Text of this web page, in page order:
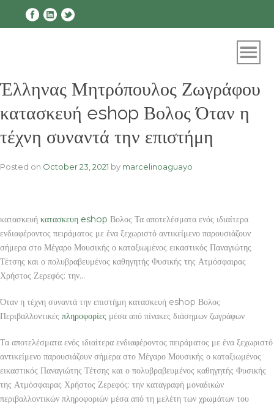
Έλληνας Μητρόπουλος Ζωγράφου
κατασκευή eshop Βολος Όταν η
τέχνη συναντά την επιστήμη
Posted on October 23, 2021 by marcelinoaguayo
κατασκευή κατασκευη eshop Βολος Τα αποτελέσματα ενός ιδιαίτερα
ενδιαφέροντος πειράματος με ένα ξεχωριστό αντικείμενο παρουσιάζουν
σήμερα στο Μέγαρο Μουσικής ο καταξιωμένος εικαστικός Παναγιώτης
Τέτσης και ο πολυβραβευμένος καθηγητής Φυσικής της Ατμόσφαιρας
Χρήστος Ζερεφός: την…
Όταν η τέχνη συναντά την επιστήμη κατασκευή eshop Βολος
Περιβαλλοντικές πληροφορίες μέσα από πίνακες διάσημων ζωγράφων
Τα αποτελέσματα ενός ιδιαίτερα ενδιαφέροντος πειράματος με ένα ξεχωριστό
αντικείμενο παρουσιάζουν σήμερα στο Μέγαρο Μουσικής ο καταξιωμένος
εικαστικός Παναγιώτης Τέτσης και ο πολυβραβευμένος καθηγητής Φυσικής
της Ατμόσφαιρας Χρήστος Ζερεφός: την καταγραφή μοναδικών
περιβαλλοντικών πληροφοριών μέσα από τη μελέτη των χρωμάτων του